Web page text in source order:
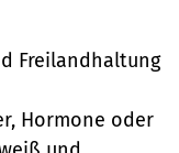
Freilandhaltung
Hormone oder